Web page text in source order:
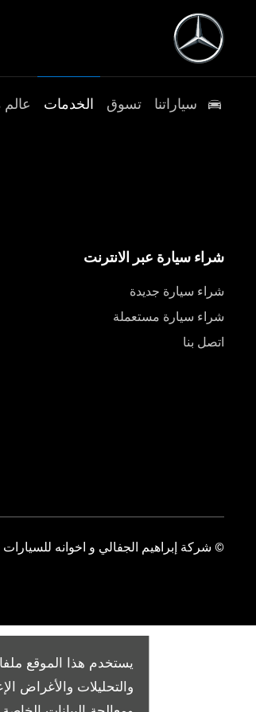
يستخدم هذا الموقع
والتحليلات والأغراض
سياراتنا تسوق الخدمات
شراء سيارة عبر الانترنت
شراء سيارة جديدة
شراء سيارة مستعملة
اتصل بنا
© شركة إبراهيم الجفالي و اخوانه للسيارات 2026. كل الحقوق محفوظة